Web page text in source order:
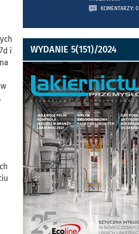
i
KOMENTARZY: 0
WYDANIE 5(151)/2024